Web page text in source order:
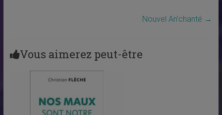
Nouvel An’chanté →
Vous aimerez peut-être